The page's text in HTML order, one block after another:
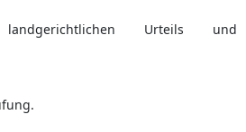
Urteils und